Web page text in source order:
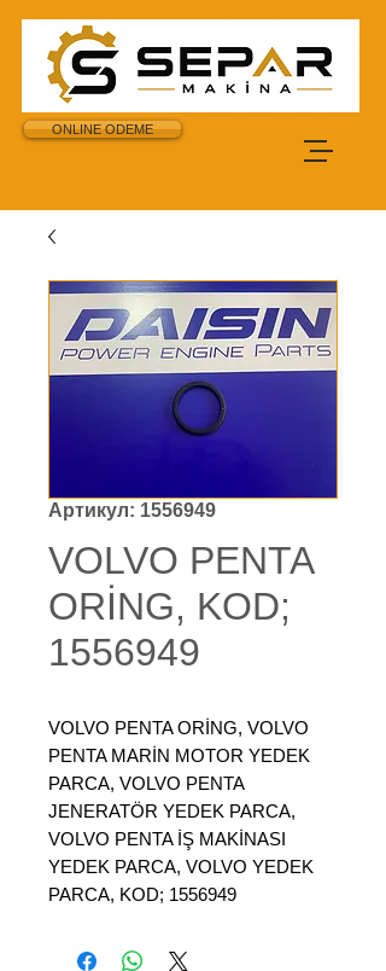
ONLINE ODEME
Артикул: 1556949
VOLVO PENTA
ORİNG, KOD;
1556949
VOLVO PENTA ORİNG, VOLVO
PENTA MARİN MOTOR YEDEK
PARCA, VOLVO PENTA
JENERATÖR YEDEK PARCA,
VOLVO PENTA İŞ MAKİNASI
YEDEK PARCA, VOLVO YEDEK
PARCA, KOD; 1556949